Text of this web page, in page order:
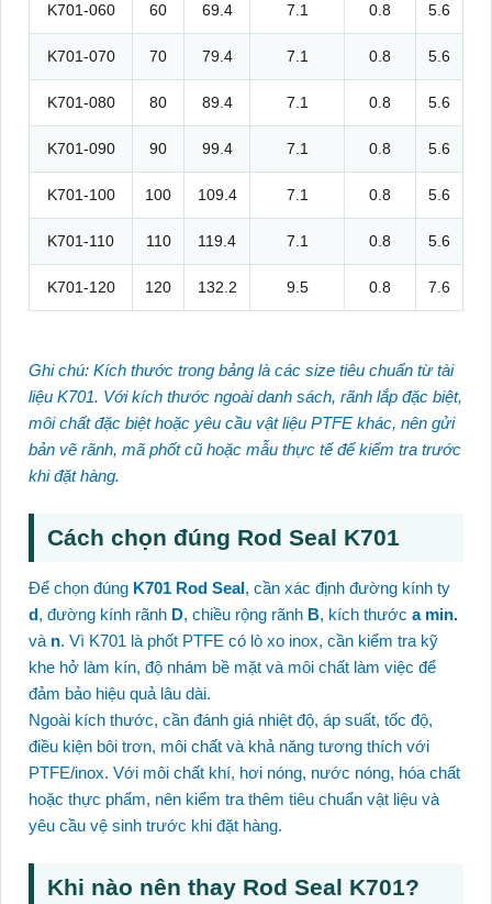
K701-060 60 69.4 7.1 0.8 5.6
K701-070 70 79.4 7.1 0.8 5.6
K701-080 80 89.4 7.1 0.8 5.6
K701-090 90 99.4 7.1 0.8 5.6
K701-100 100 109.4 7.1 0.8 5.6
K701-110 110 119.4 7.1 0.8 5.6
K701-120 120 132.2 9.5 0.8 7.6
Ghi chú: Kích thước trong bảng là các size tiêu chuẩn từ tài
liệu K701. Với kích thước ngoài danh sách, rãnh lắp đặc biệt,
môi chất đặc biệt hoặc yêu cầu vật liệu PTFE khác, nên gửi
bản vẽ rãnh, mã phốt cũ hoặc mẫu thực tế để kiểm tra trước
khi đặt hàng.
Cách chọn đúng Rod Seal K701
Để chọn đúng K701 Rod Seal, cần xác định đường kính ty
d, đường kính rãnh D, chiều rộng rãnh B, kích thước a min.
và n. Vì K701 là phốt PTFE có lò xo inox, cần kiểm tra kỹ
khe hở làm kín, độ nhám bề mặt và môi chất làm việc để
đảm bảo hiệu quả lâu dài.
Ngoài kích thước, cần đánh giá nhiệt độ, áp suất, tốc độ,
điều kiện bôi trơn, môi chất và khả năng tương thích với
PTFE/inox. Với môi chất khí, hơi nóng, nước nóng, hóa chất
hoặc thực phẩm, nên kiểm tra thêm tiêu chuẩn vật liệu và
yêu cầu vệ sinh trước khi đặt hàng.
Khi nào nên thay Rod Seal K701?